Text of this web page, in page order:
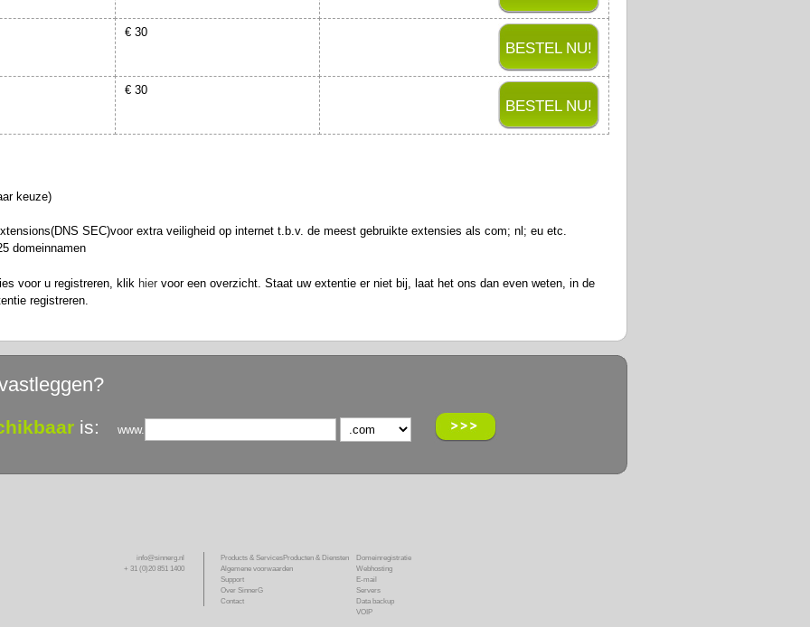
€ 30
BESTEL NU!
€ 30
BESTEL NU!
keuze)
SEC)voor extra veiligheid op internet t.b.v. de meest gebruikte extensies als com; nl; eu etc.
domeinnamen
voor u registreren, klik hier voor een overzicht. Staat uw extentie er niet bij, laat het ons dan even weten, in de
registreren.
is: www.
info@sinnerg.nl
+ 31 (0)20 851 1400
Products & ServicesProducten & Diensten
Domeinregistratie
Webhosting
E-mail
Servers
Data backup
VOIP
Algemene voorwaarden
Support
Over SinnerG
Contact